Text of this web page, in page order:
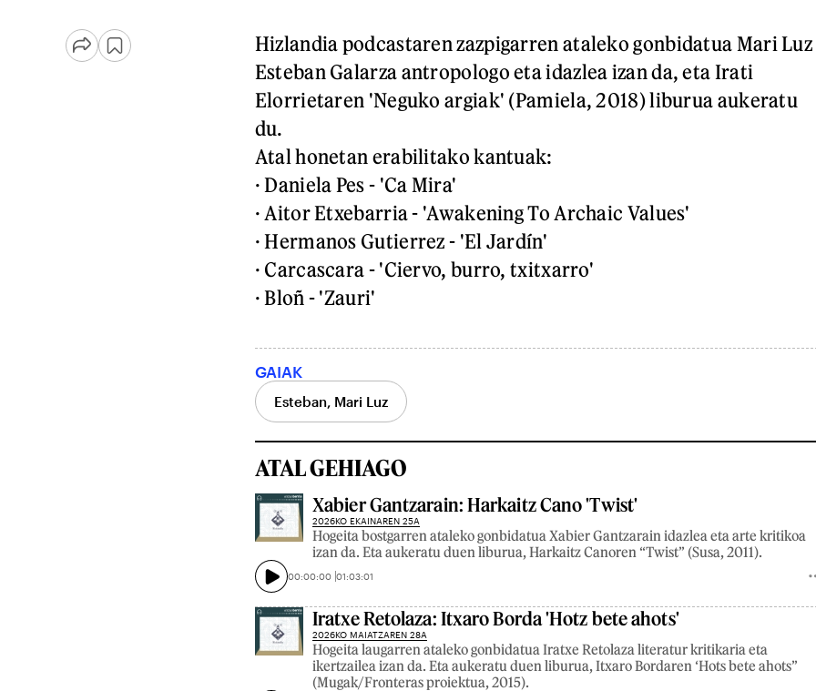
Hizlandia podcastaren zazpigarren ataleko gonbidatua Mari Luz
Esteban Galarza antropologo eta idazlea izan da, eta Irati
Elorrietaren 'Neguko argiak' (Pamiela, 2018) liburua aukeratu
du.
Atal honetan erabilitako kantuak:
· Daniela Pes - 'Ca Mira'
· Aitor Etxebarria - 'Awakening To Archaic Values'
· Hermanos Gutierrez - 'El Jardín'
· Carcascara - 'Ciervo, burro, txitxarro'
· Bloñ - 'Zauri'
GAIAK
Esteban, Mari Luz
ATAL GEHIAGO
Xabier Gantzarain: Harkaitz Cano 'Twist'
2026KO EKAINAREN 25A
Hogeita bostgarren ataleko gonbidatua Xabier Gantzarain idazlea eta arte kritikoa
izan da. Eta aukeratu duen liburua, Harkaitz Canoren “Twist’’ (Susa, 2011).
00:00:00 01:03:01
Iratxe Retolaza: Itxaro Borda 'Hotz bete ahots'
2026KO MAIATZAREN 28A
Hogeita laugarren ataleko gonbidatua Iratxe Retolaza literatur kritikaria eta
ikertzailea izan da. Eta aukeratu duen liburua, Itxaro Bordaren ‘Hots bete ahots’’
(Mugak/Fronteras proiektua, 2015).